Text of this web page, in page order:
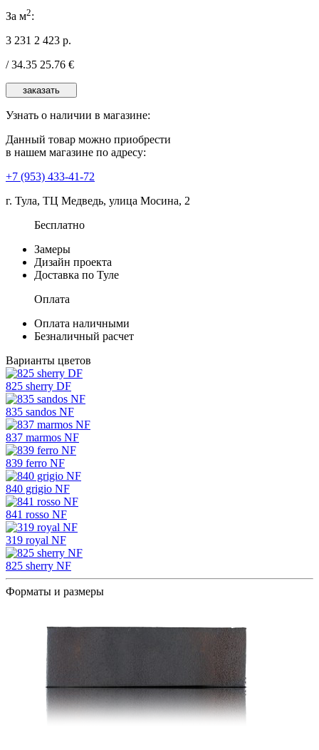
За м2:
3 231 2 423 р.
/34.35 25.76 €
Узнать о наличии в магазине:
Данный товар можно приобрести
в нашем магазине по адресу:
+7 (953) 433-41-72
г. Тула, ТЦ Медведь, улица Мосина, 2
Бесплатно
Замеры
Дизайн проекта
Доставка по Туле
Оплата
Оплата наличными
Безналичный расчет
Варианты цветов
825 sherry DF
835 sandos NF
837 marmos NF
839 ferro NF
840 grigio NF
841 rosso NF
319 royal NF
825 sherry NF
Форматы и размеры